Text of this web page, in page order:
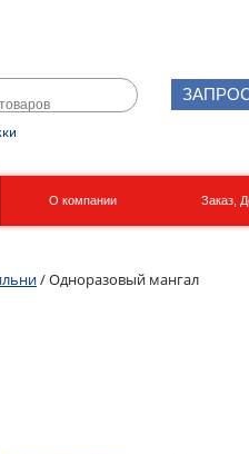
О компании Заказ,
/ Одноразовый мангал